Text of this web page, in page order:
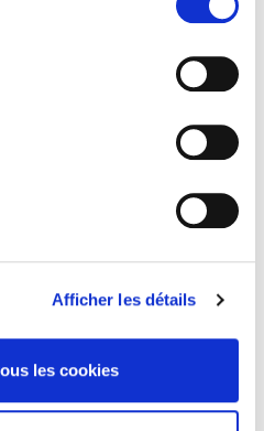
Afficher les détails
les cookies